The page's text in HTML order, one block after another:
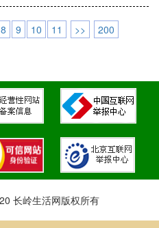
8 9 10 11 >> 200
长岭生活网版权所有